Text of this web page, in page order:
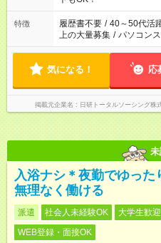
のお仕事の勤務時間。 合
ません
特徴 履歴書不要 / 40～50代活
上の大量募集 / パソコン
気になる！ 応
掲載元企業名 日研トータルソーシング
入浴ナシ＊夜勤でゆった
無理なく働ける
派遣 社会人未経験OK 大学生歓迎
WEB登録・面接OK